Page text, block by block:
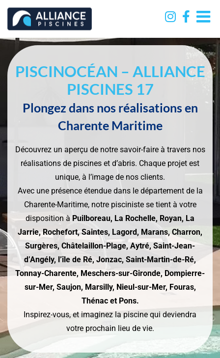
Passer
contenu
PISCINOCÉAN – ALLIANCE
PISCINES 17
Plongez dans nos réalisations en
Charente Maritime
Découvrez un aperçu de notre savoir-faire à travers nos
réalisations de piscines et d’abris. Chaque projet est
unique, à l’image de nos clients.
Avec une présence étendue dans le département de la
Charente-Maritime, notre pisciniste se tient à votre
disposition à Puilboreau, La Rochelle, Royan, La
Jarrie, Rochefort, Saintes, Lagord, Marans, Charron,
Surgères, Châtelaillon-Plage, Aytré, Saint-Jean-
d’Angély, l’île de Ré, Jonzac, Saint-Martin-de-Ré,
Tonnay-Charente, Meschers-sur-Gironde, Dompierre-
sur-Mer, Saujon, Marsilly, Nieul-sur-Mer, Fouras,
Thénac et Pons.
Inspirez-vous, et imaginez la piscine qui deviendra
votre prochain lieu de vie.